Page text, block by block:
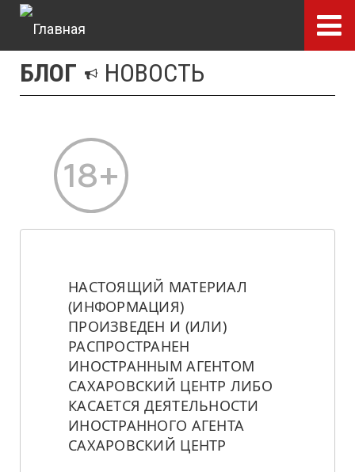
Перейти
основному
содержанию
БЛОГ НОВОСТЬ
НАСТОЯЩИЙ МАТЕРИАЛ
(ИНФОРМАЦИЯ)
ПРОИЗВЕДЕН И (ИЛИ)
РАСПРОСТРАНЕН
ИНОСТРАННЫМ АГЕНТОМ
САХАРОВСКИЙ ЦЕНТР ЛИБО
КАСАЕТСЯ ДЕЯТЕЛЬНОСТИ
ИНОСТРАННОГО АГЕНТА
САХАРОВСКИЙ ЦЕНТР